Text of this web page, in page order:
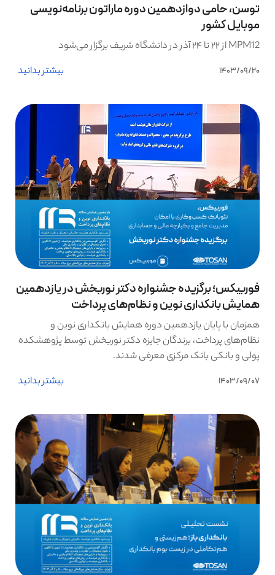
توسن، حامی دوازدهمین دوره ماراتون برنامه‌نویسی
موبایل کشور
MPM12 از ۲۲ تا ۲۴ آذر در دانشگاه شریف برگزار می‌شود
1403/09/20 بیشتر بدانید
فوربیکس؛ برگزیده جشنواره دکتر نوربخش در یازدهمین
همایش بانکداری نوین و نظام‌های پرداخت
همزمان با پایان یازدهمین دوره همایش بانکداری نوین و
نظام‌های پرداخت، برندگان جایزه دکتر نوربخش توسط پژوهشکده
پولی و بانکی بانک مرکزی معرفی شدند.
1403/09/07 بیشتر بدانید